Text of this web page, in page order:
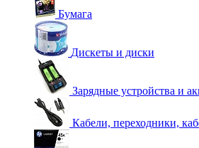
Бумага
Дискеты и диски
Зарядные устройства и
Кабели, переходники,